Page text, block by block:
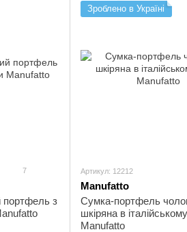
7
портфель з
Зроблено в Україні
Артикул: 12212
Manufatto
Сумка-портфель
шкіряна в
Manufatto